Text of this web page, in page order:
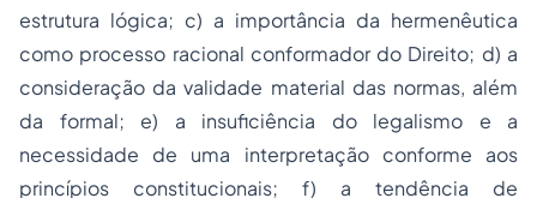
estrutura lógica; c) a importância da hermenêutica
como processo racional conformador do Direito; d) a
consideração da validade material das normas, além
da formal; e) a insuficiência do legalismo e a
necessidade de uma interpretação conforme aos
princípios constitucionais; f) a tendência de